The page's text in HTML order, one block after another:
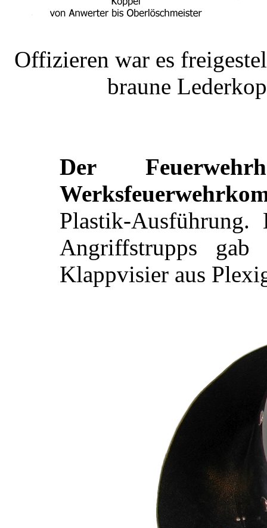
Offizieren war es
braune
Der
Plastik-
Angriffstrupps
Klappvisier aus